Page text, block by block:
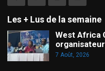
Les + Lus de la semaine
West Africa
7 Août, 2026